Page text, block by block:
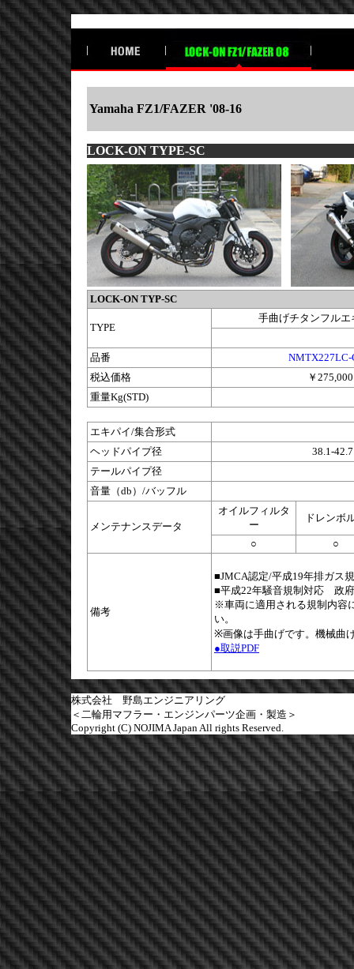
Yamaha FZ1/FAZER '08-16
LOCK-ON TYPE-SC
LOCK-ON TYP-SC
TYPE
手曲げチタンフルエ
品番
税込価格
￥275,000
重量Kg(STD)
エキパイ/集合形式
ヘッドパイプ径
38.1-42.7
テールパイプ径
音量（db）/バッフル
メンテナンスデータ
オイルフィルタ
ー
ドレンボ
○ ○
備考
■JMCA認定/平成19年排ガス
■平成22年騒音規制対応 政
※車両に適用される規制内容
い。
※画像は手曲げです。機械曲
●取説PDF
株式会社 野島エンジニアリング
＜二輪用マフラー・エンジンパーツ企画・製造＞
Copyright (C) NOJIMA Japan All rights Reserved.